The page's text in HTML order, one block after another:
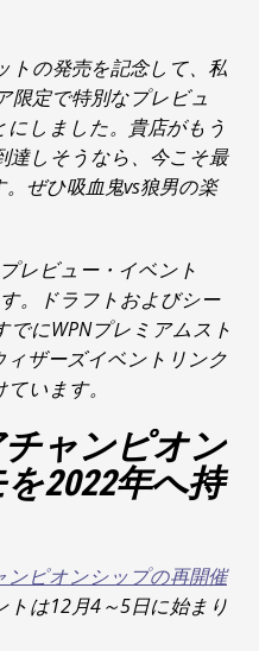
トの発売を記念して、私
限定で特別なプレビュ
しました。貴店がもう
達しそうなら、今こそ最
ぜひ吸血鬼vs狼男の楽
プレビュー・イベント
。ドラフトおよびシー
にWPNプレミアムスト
ィザーズイベントリンク
います。
ャンピオン
2022年へ持
ピオンシップの再開催
は12月4～5日に始まり